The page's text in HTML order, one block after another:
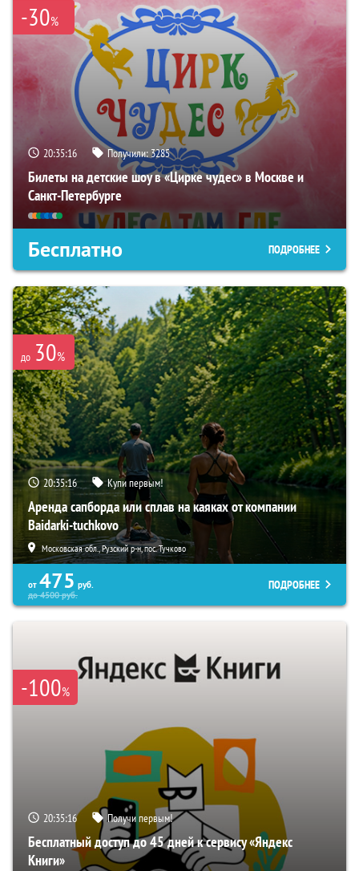
-30%
20:35:15 Получили: 3285
Билеты на детские шоу в «Цирке чудес» в Москве и
Санкт-Петербурге
Бесплатно ПОДРОБНЕЕ
до 30%
20:35:15 Купи первым!
Аренда сапборда или сплав на каяках от компании
Baidarki-tuchkovo
Московская обл., Рузский р-н, пос. Тучково
от 475 руб.
до4500руб.
ПОДРОБНЕЕ
-100%
20:35:15 Получи первым!
Бесплатный доступ до 45 дней к сервису «Яндекс
Книги»